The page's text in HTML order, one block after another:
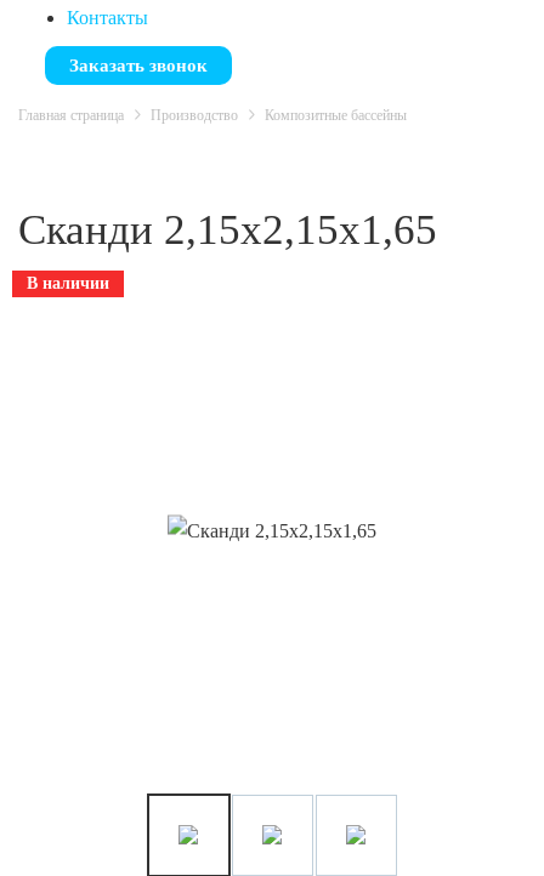
Контакты
Заказать звонок
Главная страница Производство Композитные бассейны
Сканди 2,15х2,15х1,65
В наличии